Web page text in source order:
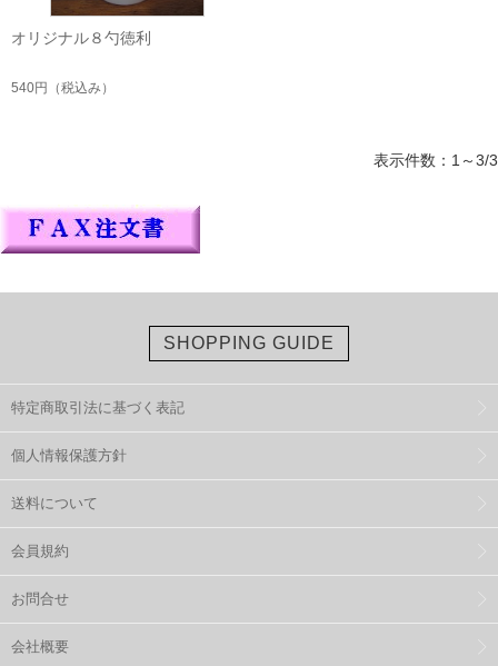
オリジナル８勺徳利
540円 （税込み）
表示件数：1～3/3
SHOPPING GUIDE
特定商取引法に基づく表記
個人情報保護方針
送料について
会員規約
お問合せ
会社概要